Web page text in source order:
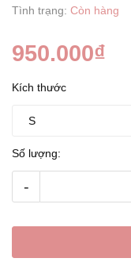
Tình trạng: Còn hàng
950.000₫
Kích thước
Số lượng:
-